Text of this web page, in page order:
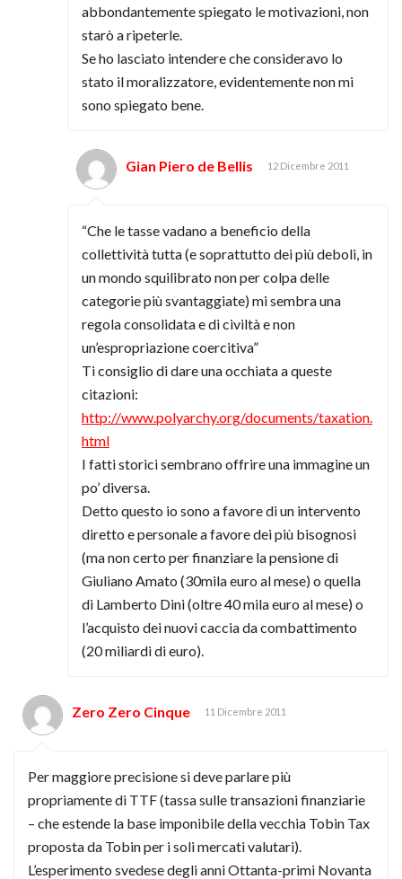
abbondantemente spiegato le motivazioni, non
starò a ripeterle.
Se ho lasciato intendere che consideravo lo
stato il moralizzatore, evidentemente non mi
sono spiegato bene.
Gian Piero de Bellis 12 Dicembre 2011
“Che le tasse vadano a beneficio della
collettività tutta (e soprattutto dei più deboli, in
un mondo squilibrato non per colpa delle
categorie più svantaggiate) mi sembra una
regola consolidata e di civiltà e non
un’espropriazione coercitiva”
Ti consiglio di dare una occhiata a queste
citazioni:
http://www.polyarchy.org/documents/taxation.
html
I fatti storici sembrano offrire una immagine un
po’ diversa.
Detto questo io sono a favore di un intervento
diretto e personale a favore dei più bisognosi
(ma non certo per finanziare la pensione di
Giuliano Amato (30mila euro al mese) o quella
di Lamberto Dini (oltre 40 mila euro al mese) o
l’acquisto dei nuovi caccia da combattimento
(20 miliardi di euro).
Zero Zero Cinque 11 Dicembre 2011
Per maggiore precisione si deve parlare più
propriamente di TTF (tassa sulle transazioni finanziarie
– che estende la base imponibile della vecchia Tobin Tax
proposta da Tobin per i soli mercati valutari).
L’esperimento svedese degli anni Ottanta-primi Novanta